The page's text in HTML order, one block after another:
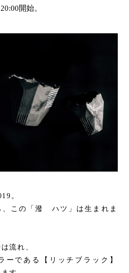
20:00開始。
。
、この「潑 ハツ」は生まれま
流れ、
ーである【リッチブラック】